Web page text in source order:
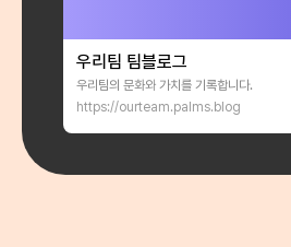
우리팀 팀블로그
우리팀의 문화와 가치를 기록합니다.
https://ourteam.palms.blog